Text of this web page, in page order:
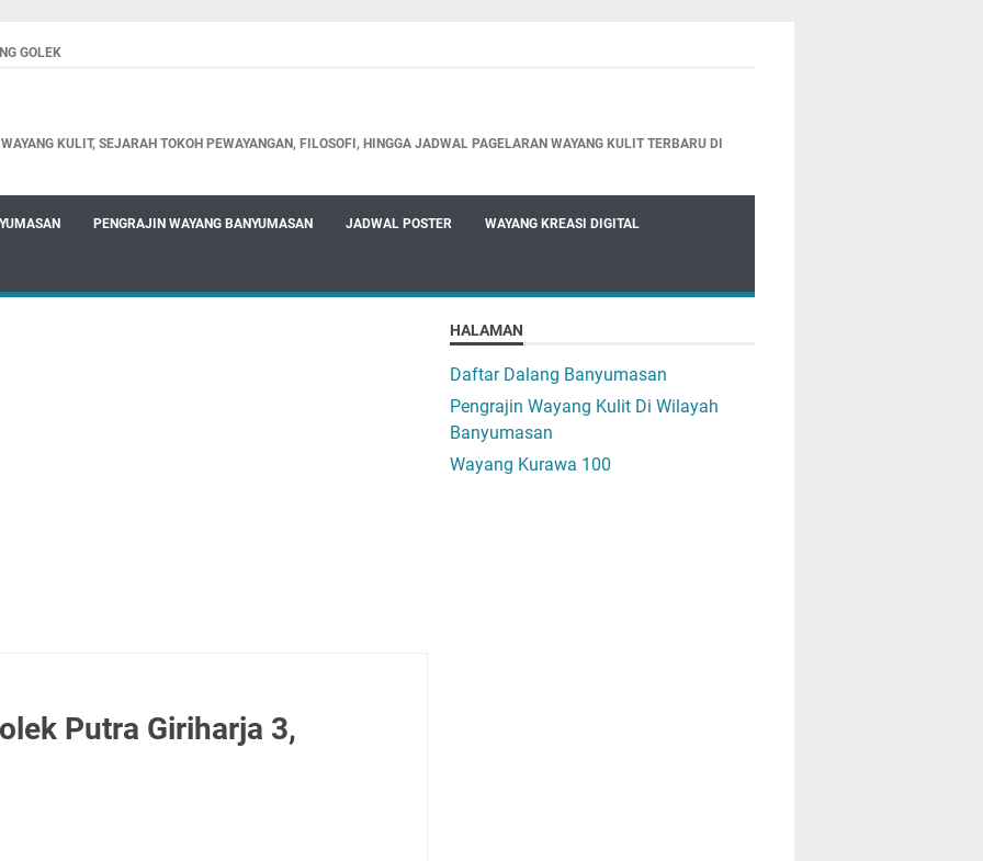
GOLEK
KULIT, SEJARAH TOKOH PEWAYANGAN, FILOSOFI, HINGGA JADWAL PAGELARAN WAYANG KULIT TERBARU DI
PENGRAJIN WAYANG BANYUMASAN JADWAL POSTER WAYANG KREASI DIGITAL
Putra Giriharja 3,
HALAMAN
Daftar Dalang Banyumasan
Pengrajin Wayang Kulit Di Wilayah
Banyumasan
Wayang Kurawa 100